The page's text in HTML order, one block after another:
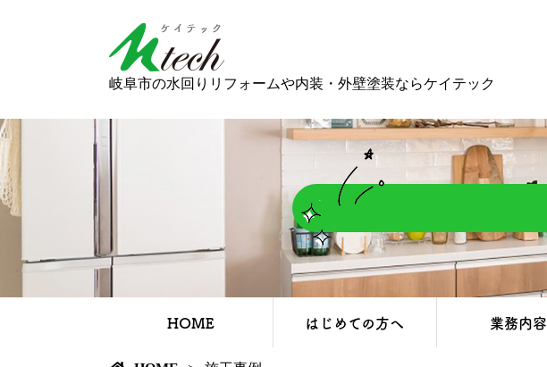
岐阜市の水回りリフォームや内装・外壁塗装ならケイテック
HOME はじめての方へ 業務内容